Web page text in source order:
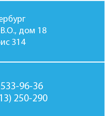
дом 18
314
96-36
250-290